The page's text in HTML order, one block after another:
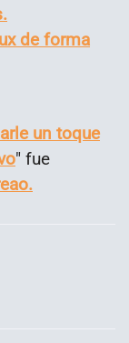
de forma
un toque
" fue